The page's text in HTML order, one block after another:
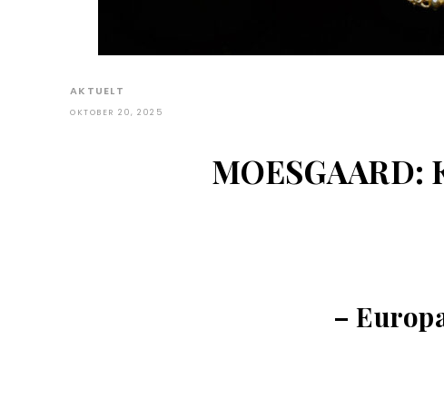
AKTUELT
OKTOBER 20, 2025
MOESGAARD:
–